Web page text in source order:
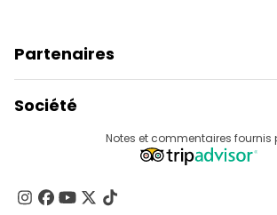
Partenaires
Connexion Du Fournisseur
Programme D’affiliation
Société
Contactez-Nous
Notes et commentaires fournis